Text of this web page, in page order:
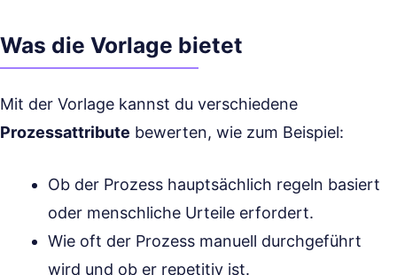
Was die Vorlage bietet
Mit der Vorlage kannst du verschiedene
Prozessattribute bewerten, wie zum Beispiel:
Ob der Prozess hauptsächlich regeln basiert
oder menschliche Urteile erfordert.
Wie oft der Prozess manuell durchgeführt
wird und ob er repetitiv ist.